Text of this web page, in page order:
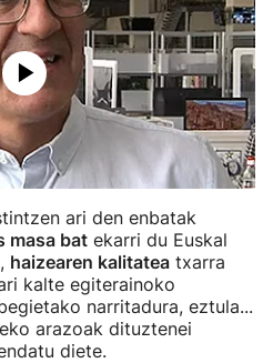
ari den enbatak
masa bat ekarri du Euskal
haizearen kalitatea txarra
kalte egiterainoko
narritadura, eztula...
arazoak dituztenei
diete.